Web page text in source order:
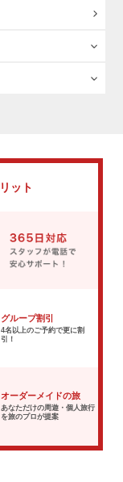
ット
グループ割引
4名以上のご予約で更に割
引！
オーダーメイドの旅
あなただけの周遊・個人旅行
を旅のプロが提案